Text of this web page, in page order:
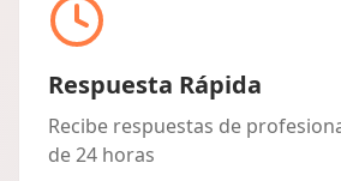
Respuesta Rápida
Recibe respuestas de
de 24 horas